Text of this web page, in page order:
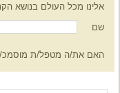
אלינו מכל העולם בנושא
שם
האם את/ה מטפל/ת